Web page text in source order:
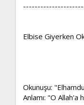
Elbise Giyerken
Okunuşu:
Anlamı: "O